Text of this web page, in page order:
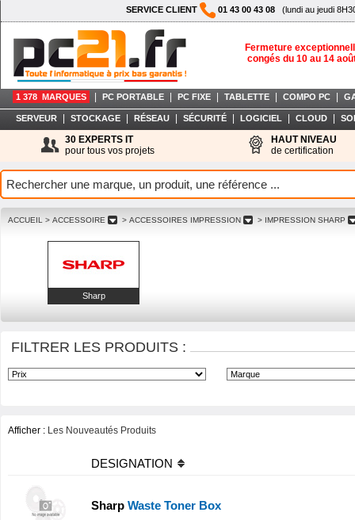
SERVICE CLIENT 01 43 00 43 08 (lundi au jeudi
Fermeture
congés du 10 au 14
1 378 MARQUES PC PORTABLE PC FIXE TABLETTE COMPO PC
SERVEUR STOCKAGE RÉSEAU SÉCURITÉ LOGICIEL CLOUD
30 EXPERTS IT
pour tous vos projets
HAUT NIVEAU
de certification
ACCUEIL > ACCESSOIRE > ACCESSOIRES IMPRESSION > IMPRESSION SHARP
Sharp
FILTRER LES PRODUITS :
Afficher : Les Nouveautés Produits
DESIGNATION
Sharp Waste Toner Box